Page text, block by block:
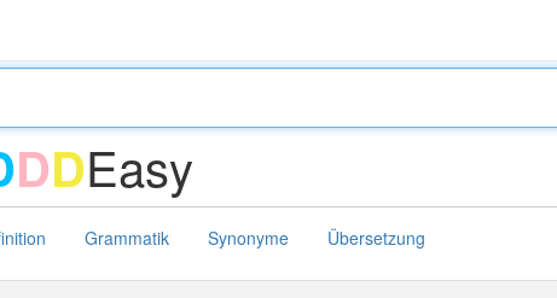
DDEasy
Grammatik Synonyme Übersetzung